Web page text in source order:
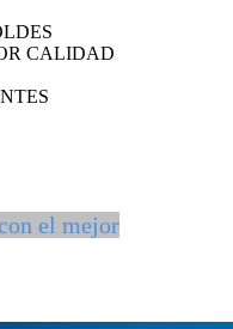
CALIDAD
el mejor